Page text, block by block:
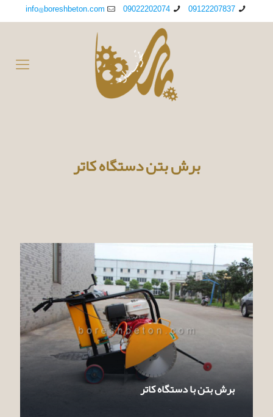
09122207837
09022202074
info@boreshbeton.com
برش بتن دستگاه کاتر
برش بتن با دستگاه کاتر